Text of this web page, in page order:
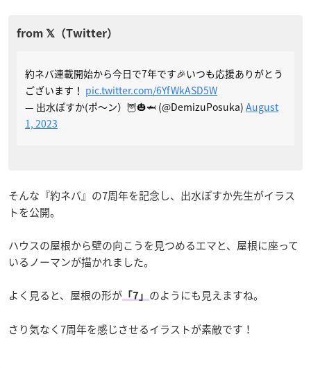
約ネバ連載開始から今日で7年です🎉いつも応援ありがとう
ございます！ pic.twitter.com/6YfWkASD5W
— 出水ぽすか(ポ～ン）🦉🎃🦈 (@DemizuPosuka) August
1, 2023
そんな『約ネバ』の7周年を記念し、出水ぽすか先生がイラス
トを公開。
ハウスの屋根から壁の向こうを見つめるエマと、屋根に座って
いるノーマンが描かれました。
よく見ると、屋根の形が 「7」 のようにも見えますね。
さり気なく7周年を感じさせるイラストが素敵です！